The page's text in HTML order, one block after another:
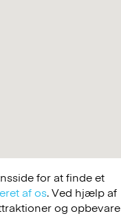
for at finde et
af os. Ved hjælp af
og opbevare